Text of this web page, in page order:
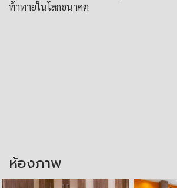
ท้าทายในโลกอนาคต
ห้องภาพ